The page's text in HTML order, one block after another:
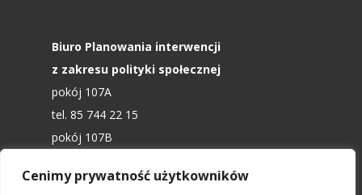
Cenimy prywatność użytkowników
Biuro Planowania interwencji
z zakresu polityki społecznej
pokój 107A
tel. 85 744 22 15
pokój 107B